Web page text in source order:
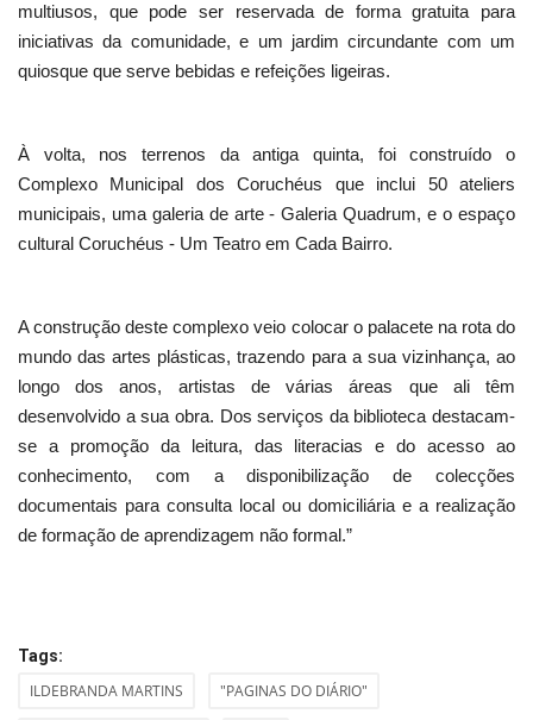
multiusos, que pode ser reservada de forma gratuita para
iniciativas da comunidade, e um jardim circundante com um
quiosque que serve bebidas e refeições ligeiras.
À volta, nos terrenos da antiga quinta, foi construído o
Complexo Municipal dos Coruchéus que inclui 50 ateliers
municipais, uma galeria de arte - Galeria Quadrum, e o espaço
cultural Coruchéus - Um Teatro em Cada Bairro.
A construção deste complexo veio colocar o palacete na rota do
mundo das artes plásticas, trazendo para a sua vizinhança, ao
longo dos anos, artistas de várias áreas que ali têm
desenvolvido a sua obra. Dos serviços da biblioteca destacam-
se a promoção da leitura, das literacias e do acesso ao
conhecimento, com a disponibilização de colecções
documentais para consulta local ou domiciliária e a realização
de formação de aprendizagem não formal.”
Tags:
ILDEBRANDA MARTINS "PAGINAS DO DIÁRIO"